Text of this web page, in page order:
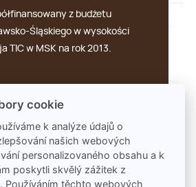
z budżetu
Śląskiego w wysokości
TIC w MSK na rok 2013.
cookie
k analýze údajů o
našich webových
personalizovaného obsahu a k
poskytli skvělý zážitek z
Používáním těchto webových